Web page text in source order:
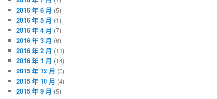
2016 年 6 月 (5)
2016 年 5 月 (1)
2016 年 4 月 (7)
2016 年 3 月 (6)
2016 年 2 月 (11)
2016 年 1 月 (14)
2015 年 12 月 (3)
2015 年 10 月 (4)
2015 年 9 月 (5)